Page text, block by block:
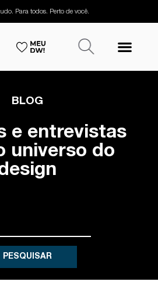
Para todos. Perto de você.
BLOG
e entrevistas
universo do
PESQUISAR